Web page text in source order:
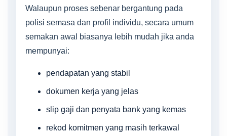
Walaupun proses sebenar bergantung pada
polisi semasa dan profil individu, secara umum
semakan awal biasanya lebih mudah jika anda
mempunyai:
pendapatan yang stabil
dokumen kerja yang jelas
slip gaji dan penyata bank yang kemas
rekod komitmen yang masih terkawal